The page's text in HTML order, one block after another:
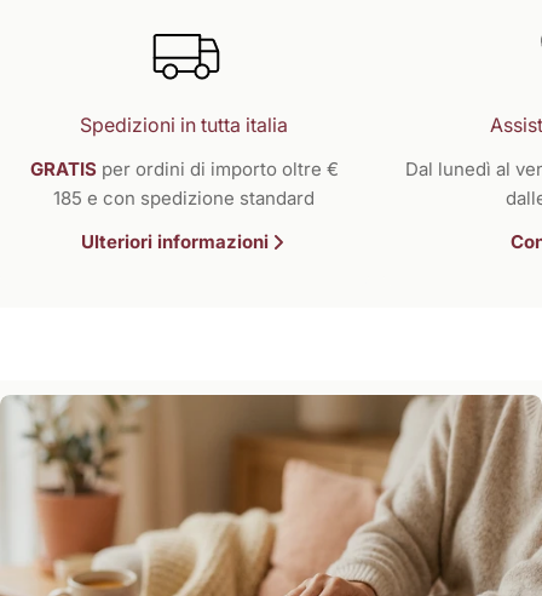
Spedizioni in tutta italia
GRATIS per ordini di importo oltre €
185 e con spedizione standard
Ulteriori informazioni
Dal lunedì al